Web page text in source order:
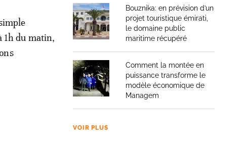
1h du matin,
Bouznika: en prévision d’un
projet touristique émirati,
le domaine public
maritime récupéré
Comment la montée en
puissance transforme le
modèle économique de
Managem
VOIR PLUS